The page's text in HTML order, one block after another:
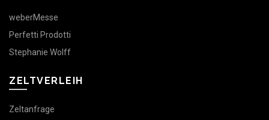
weberMesse
Perfetti Prodotti
Stephanie Wolff
ZELTVERLEIH
Zeltanfrage